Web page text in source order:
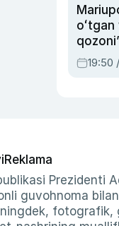
oʻtgan
19:50
Reklama
Prezidenti
guvohnoma